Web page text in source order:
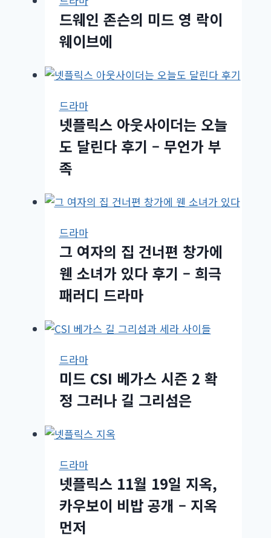
드웨인 존슨의 미드 영 락이
웨이브에
드라마
넷플릭스 아웃사이더는 오늘
도 달린다 후기 – 무언가 부
족
드라마
그 여자의 집 건너편 창가에
웬 소녀가 있다 후기 – 희극
패러디 드라마
드라마
미드 CSI 베가스 시즌 2 확
정 그러나 길 그리섬은
드라마
넷플릭스 11월 19일 지옥,
카우보이 비밥 공개 – 지옥
먼저